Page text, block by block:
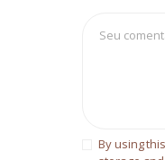
By using